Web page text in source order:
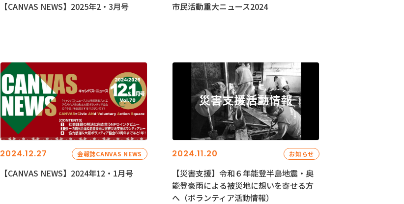
【CANVAS NEWS】2025年2・3月号 市民活動重大ニュース2024
2024.12.27 会報誌CANVAS NEWS
【CANVAS NEWS】2024年12・1月号
2024.11.20 お知らせ
【災害支援】令和６年能登半島地震・奥
能登豪雨による被災地に想いを寄せる方
へ（ボランティア活動情報）